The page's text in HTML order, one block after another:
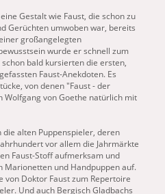
Gestalt wie Faust, die schon zu
Gerüchten umwoben war, bereits
großangelegten
wurde er schnell zum
bald kursierten die ersten,
Faust-Anekdoten. Es
von denen "Faust- der
Wolfgang von Goethe natürlich mit
alten Puppenspieler, deren
vor allem die Jahrmärkte
Faust-Stoff aufmerksam und
Marionetten und Handpuppen auf.
von Doktor Faustzum Repertoire
Und auch Bergisch Gladbachs